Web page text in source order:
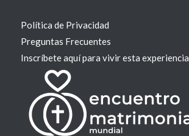
Política de Privacidad
Preguntas Frecuentes
Inscríbete aquí para vivir esta experiencia